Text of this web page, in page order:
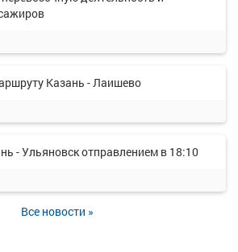
Казань - Лаишево
- Ульяновск отправлением в 18:10
Все новости »